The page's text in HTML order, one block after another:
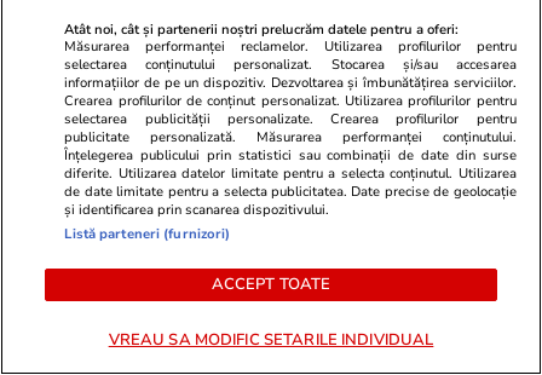
PARTENERI
Atât noi, cât și partenerii noștri prelucrăm datele pentru a oferi:
Măsurarea performanței reclamelor. Utilizarea profilurilor pentru
selectarea conținutului personalizat. Stocarea și/sau accesarea
informațiilor de pe un dispozitiv. Dezvoltarea și îmbunătățirea serviciilor.
Crearea profilurilor de conținut personalizat. Utilizarea profilurilor pentru
selectarea publicității personalizate. Crearea profilurilor pentru
publicitate personalizată. Măsurarea performanței conținutului.
Înțelegerea publicului prin statistici sau combinații de date din surse
diferite. Utilizarea datelor limitate pentru a selecta conținutul. Utilizarea
de date limitate pentru a selecta publicitatea. Date precise de geolocație
și identificarea prin scanarea dispozitivului.
Listă parteneri (furnizori)
ACCEPT TOATE
VREAU SA MODIFIC SETARILE INDIVIDUAL